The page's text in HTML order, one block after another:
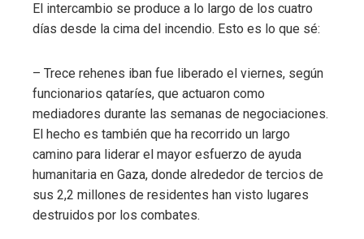
El intercambio se produce a lo largo de los cuatro
días desde la cima del incendio. Esto es lo que sé:
– Trece rehenes iban fue liberado el viernes, según
funcionarios qataríes, que actuaron como
mediadores durante las semanas de negociaciones.
El hecho es también que ha recorrido un largo
camino para liderar el mayor esfuerzo de ayuda
humanitaria en Gaza, donde alrededor de tercios de
sus 2,2 millones de residentes han visto lugares
destruidos por los combates.